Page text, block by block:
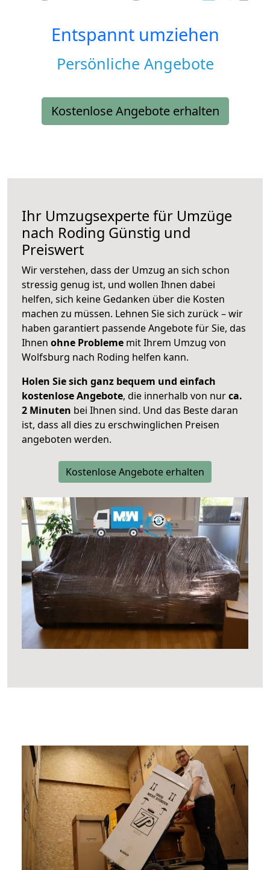
Entspannt umziehen
Persönliche Angebote
Kostenlose Angebote erhalten
Ihr Umzugsexperte für Umzüge
nach Roding Günstig und
Preiswert
Wir verstehen, dass der Umzug an sich schon
stressig genug ist, und wollen Ihnen dabei
helfen, sich keine Gedanken über die Kosten
machen zu müssen. Lehnen Sie sich zurück – wir
haben garantiert passende Angebote für Sie, das
Ihnen ohne Probleme mit Ihrem Umzug von
Wolfsburg nach Roding helfen kann.
Holen Sie sich ganz bequem und einfach
kostenlose Angebote, die innerhalb von nurca.
2 Minuten bei Ihnen sind. Und das Beste daran
ist, dass all dies zu erschwinglichen Preisen
angeboten werden.
Kostenlose Angebote erhalten